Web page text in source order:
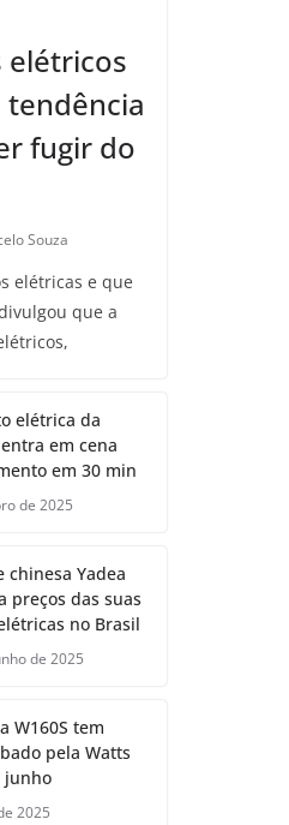
tendência
fugir do
Souza
elétricas e que
que a
elétrica da
em cena
em 30 min
de 2025
chinesa Yadea
preços das suas
no Brasil
de 2025
W160S tem
pela Watts
junho
2025